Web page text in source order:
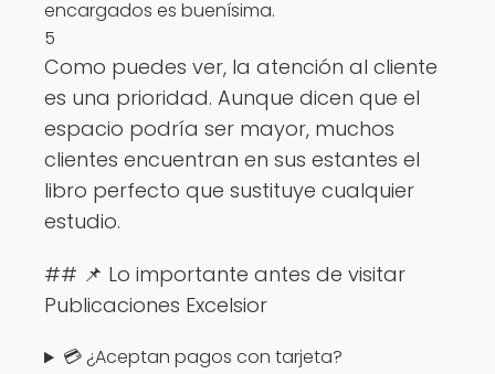
encargados es buenísima.
5
Como puedes ver, la atención al cliente
es una prioridad. Aunque dicen que el
espacio podría ser mayor, muchos
clientes encuentran en sus estantes el
libro perfecto que sustituye cualquier
estudio.
## 📌 Lo importante antes de visitar
Publicaciones Excelsior
💳 ¿Aceptan pagos con tarjeta?